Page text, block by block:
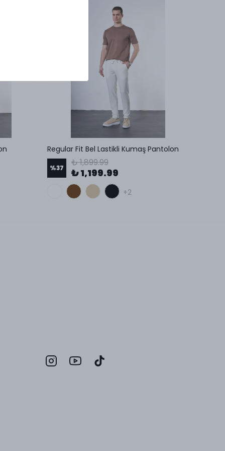
Regular Fit Bel Lastikli Kumaş Pantolon
%37 ₺ 1,899.99
₺ 1,199.99
+2